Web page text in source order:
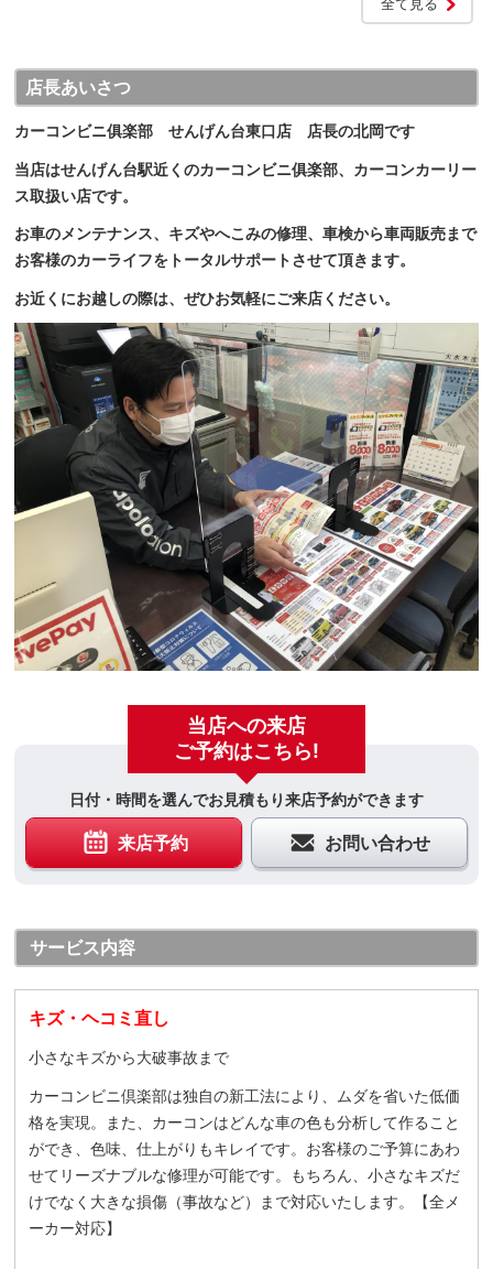
全て見る
店長あいさつ
カーコンビニ俱楽部 せんげん台東口店 店長の北岡です
当店はせんげん台駅近くのカーコンビニ俱楽部、カーコンカーリー
ス取扱い店です。
お車のメンテナンス、キズやへこみの修理、車検から車両販売まで
お客様のカーライフをトータルサポートさせて頂きます。
お近くにお越しの際は、ぜひお気軽にご来店ください。
当店への来店
ご予約はこちら!
日付・時間を選んでお見積もり来店予約ができます
来店予約 お問い合わせ
サービス内容
キズ・ヘコミ直し
小さなキズから大破事故まで
カーコンビニ倶楽部は独自の新工法により、ムダを省いた低価
格を実現。また、カーコンはどんな車の色も分析して作ること
ができ、色味、仕上がりもキレイです。お客様のご予算にあわ
せてリーズナブルな修理が可能です。もちろん、小さなキズだ
けでなく大きな損傷（事故など）まで対応いたします。【全メ
ーカー対応】